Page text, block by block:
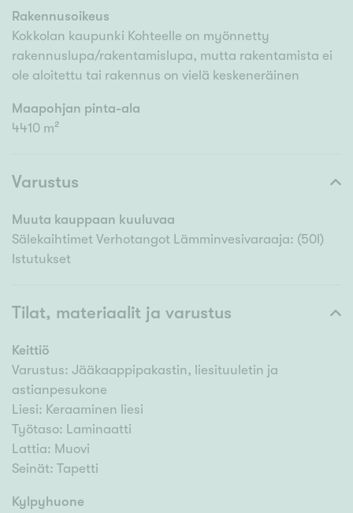
Rakennusoikeus
Kokkolan kaupunki Kohteelle on myönnetty
rakennuslupa/rakentamislupa, mutta rakentamista ei
ole aloitettu tai rakennus on vielä keskeneräinen
Maapohjan pinta-ala
4410 m²
Varustus
Muuta kauppaan kuuluvaa
Sälekaihtimet Verhotangot Lämminvesivaraaja: (50l)
Istutukset
Tilat, materiaalit ja varustus
Keittiö
Varustus: Jääkaappipakastin, liesituuletin ja
astianpesukone
Liesi: Keraaminen liesi
Työtaso: Laminaatti
Lattia: Muovi
Seinät: Tapetti
Kylpyhuone